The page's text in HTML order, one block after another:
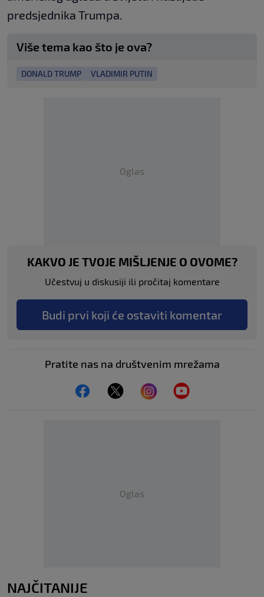
predsjednika Trumpa.
Više tema kao što je ova?
DONALD TRUMP VLADIMIR PUTIN
Oglas
KAKVO JE TVOJE MIŠLJENJE O OVOME?
Učestvuj u diskusiji ili pročitaj komentare
Budi prvi koji će ostaviti komentar
Pratite nas na društvenim mrežama
Oglas
NAJČITANIJE